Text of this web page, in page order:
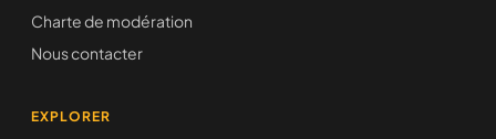
Charte de modération
Nous contacter
EXPLORER